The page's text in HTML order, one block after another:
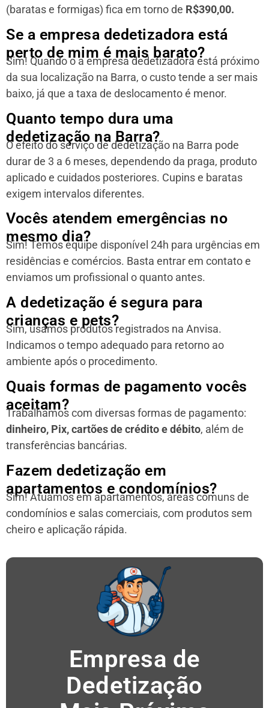
(baratas e formigas) fica em torno de R$390,00.
Se a empresa dedetizadora está
perto de mim é mais barato?
Sim! Quando o a empresa dedetizadora está próximo
da sua localização na Barra, o custo tende a ser mais
baixo, já que a taxa de deslocamento é menor.
Quanto tempo dura uma
dedetização na Barra?
O efeito do serviço de dedetização na Barra pode
durar de 3 a 6 meses, dependendo da praga, produto
aplicado e cuidados posteriores. Cupins e baratas
exigem intervalos diferentes.
Vocês atendem emergências no
mesmo dia?
Sim! Temos equipe disponível 24h para urgências em
residências e comércios. Basta entrar em contato e
enviamos um profissional o quanto antes.
A dedetização é segura para
crianças e pets?
Sim, usamos produtos registrados na Anvisa.
Indicamos o tempo adequado para retorno ao
ambiente após o procedimento.
Quais formas de pagamento vocês
aceitam?
Trabalhamos com diversas formas de pagamento:
dinheiro, Pix, cartões de crédito e débito, além de
transferências bancárias.
Fazem dedetização em
apartamentos e condomínios?
Sim! Atuamos em apartamentos, áreas comuns de
condomínios e salas comerciais, com produtos sem
cheiro e aplicação rápida.
Empresa de
Dedetização